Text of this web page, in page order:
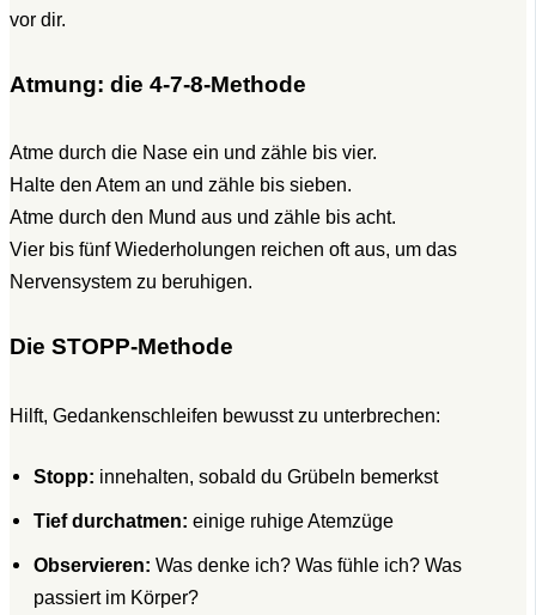
vor dir.
Atmung: die 4-7-8-Methode
Atme durch die Nase ein und zähle bis vier.
Halte den Atem an und zähle bis sieben.
Atme durch den Mund aus und zähle bis acht.
Vier bis fünf Wiederholungen reichen oft aus, um das
Nervensystem zu beruhigen.
Die STOPP-Methode
Hilft, Gedankenschleifen bewusst zu unterbrechen:
Stopp: innehalten, sobald du Grübeln bemerkst
Tief durchatmen: einige ruhige Atemzüge
Observieren: Was denke ich? Was fühle ich? Was
passiert im Körper?